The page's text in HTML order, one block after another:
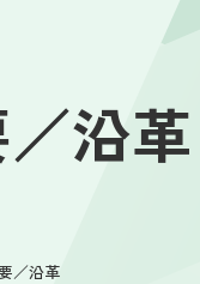
沿革
／沿革